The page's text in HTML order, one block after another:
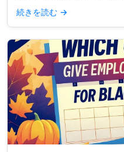
になることもあります。で
か？なぜ一部の...
続きを読む →